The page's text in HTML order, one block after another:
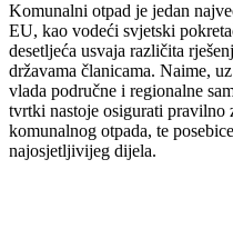
Komunalni otpad je jedan
EU, kao vodeći svjetski
desetljeća usvaja različita
državama članicama. Naime,
vlada područne i regionalne
tvrtki nastoje osigurati
komunalnog otpada, te
najosjetljivijeg dijela.